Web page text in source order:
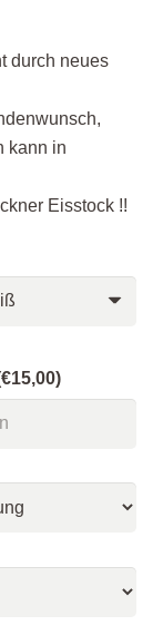
durch neues
kann in
Eisstock !!